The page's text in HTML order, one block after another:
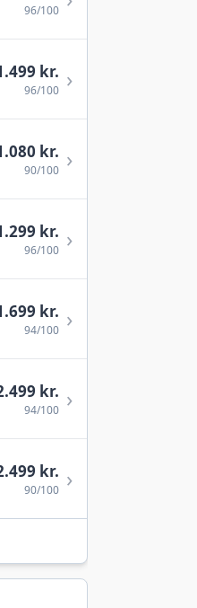
96/100
kr.
96/100 ›
kr.
90/100 ›
kr.
96/100 ›
kr.
94/100 ›
kr.
94/100 ›
kr.
90/100 ›